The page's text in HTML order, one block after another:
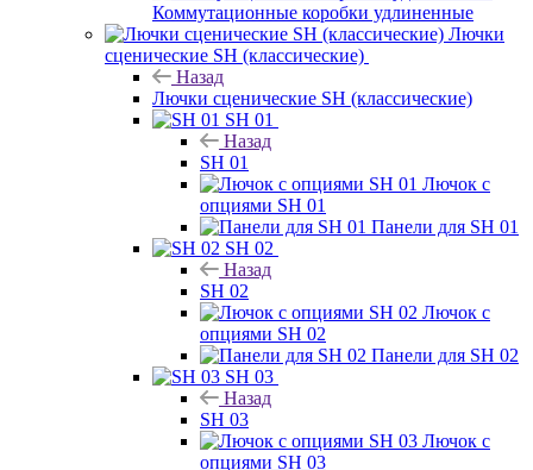
Коммутационные коробки удлиненные
Лючки
сценические SH (классические)
Назад
Лючки сценические SH (классические)
SH 01
Назад
SH 01
Лючок с
опциями SH 01
Панели для SH 01
SH 02
Назад
SH 02
Лючок с
опциями SH 02
Панели для SH 02
SH 03
Назад
SH 03
Лючок с
опциями SH 03